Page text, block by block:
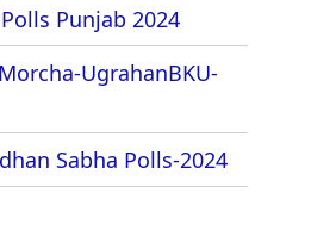
Punjab 2024
UgrahanBKU-
Sabha Polls-2024